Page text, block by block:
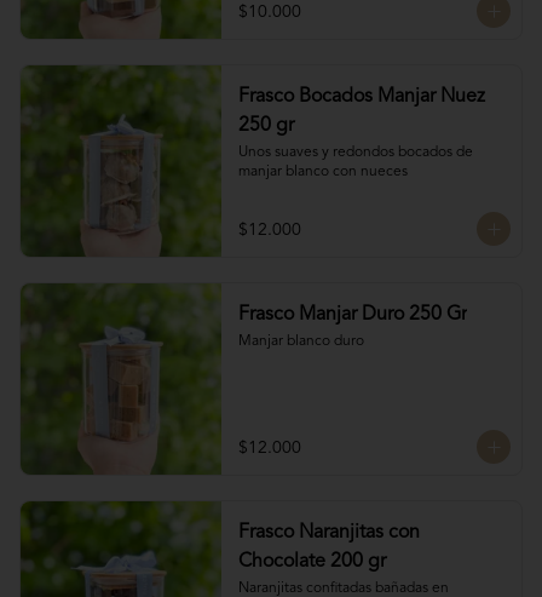
$10.000
Frasco Bocados Manjar Nuez
250 gr
Unos suaves y redondos bocados de
manjar blanco con nueces
$12.000
Frasco Manjar Duro 250 Gr
Manjar blanco duro
$12.000
Frasco Naranjitas con
Chocolate 200 gr
Naranjitas confitadas bañadas en